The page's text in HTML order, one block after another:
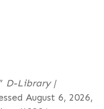
D-Library |
August 6, 2026,